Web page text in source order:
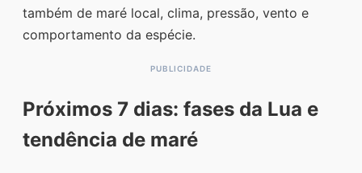
também de maré local, clima, pressão, vento e
comportamento da espécie.
Próximos 7 dias: fases da Lua e
tendência de maré